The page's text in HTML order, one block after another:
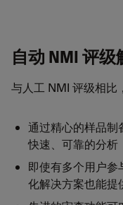
自动 NMI 评
与人工 NMI 评级相比
通过精心的样品制
快速、可靠的分析
即使有多个用户参
化解决方案也能提